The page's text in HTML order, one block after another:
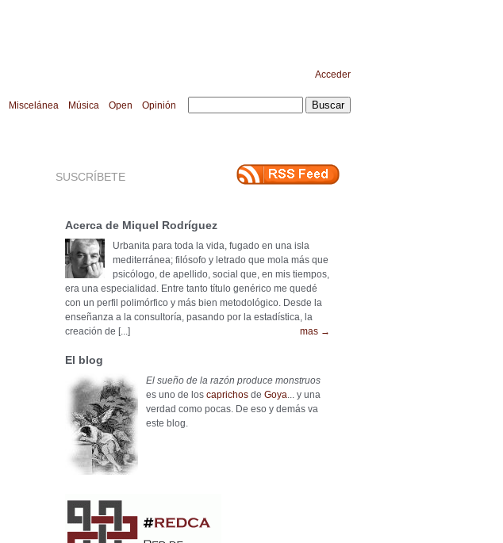
Acceder
Miscelánea Música Open
Opinión
SUSCRÍBETE
Acerca de Miquel Rodríguez
Urbanita para toda la vida, fugado en una isla
mediterránea; filósofo y letrado que mola más que
psicólogo, de apellido, social que, en mis tiempos,
era una especialidad. Entre tanto título genérico me quedé
con un perfil polimórfico y más bien metodológico. Desde la
enseñanza a la consultoría, pasando por la estadística, la
creación de [...]
mas →
El blog
El sueño de la razón produce monstruos
es uno de los caprichos de Goya... y una
verdad como pocas. De eso y demás va
este blog.